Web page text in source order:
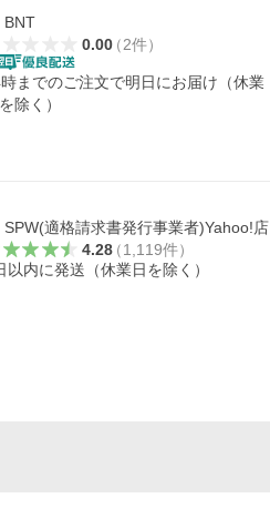
BNT
0.00（2件）
までのご注文で明日にお届け（休業
除く）
SPW(適格請求書発行事業者)Yahoo!店
4.28（1,119件）
以内に発送（休業日を除く）